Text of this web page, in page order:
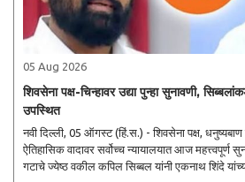
05 Aug 2026
शिवसेना पक्ष-चिन्हावर उद्या पुन्हा सुनावणी,
उपस्थित
नवी दिल्ली, 05 ऑगस्ट (हिं.स.) - शिवसेना पक्ष, धनुष्यबाण
ऐतिहासिक वादावर सर्वोच्च न्यायालयात आज महत्त्वपूर्ण
गटाचे ज्येष्ठ वकील कपिल सिब्बल यांनी एकनाथ शिंदे